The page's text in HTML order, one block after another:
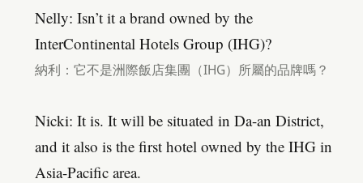
Nelly: Isn’t it a brand owned by the
InterContinental Hotels Group (IHG)?
納利：它不是洲際飯店集團（IHG）所屬的品牌嗎？
Nicki: It is. It will be situated in Da-an District,
and it also is the first hotel owned by the IHG in
Asia-Pacific area.